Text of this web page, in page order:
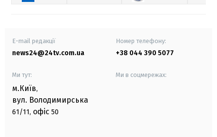
E-mail редакції
news24@24tv.com.ua
Номер телефону:
+38 044 390 5077
Ми тут:
м.Київ,
вул. Володимирська
61/11, офіс 50
Ми в соцмережах: